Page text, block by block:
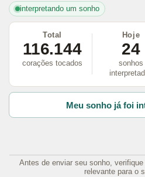
interpretando um sonho
Total
116.144
corações tocados
Hoje
24
sonhos
Meu sonho já foi
Antes de enviar seu sonho,
relevante para o